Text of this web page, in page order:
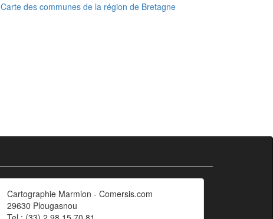
Carte des communes de la région de Bretagne
Cartographie Marmion - Comersis.com
29630 Plougasnou